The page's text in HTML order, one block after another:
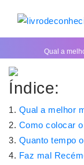
Qual a
Índice:
Qual a melhor
Como colocar
Quanto tempo
Faz mal